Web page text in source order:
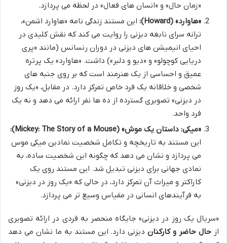
«زمان حال» و «انسان های فعال» در لحظه می پردازد.
«هاوارد» (Howard):
این مستند زندگی نامه «هاوارد اشمن»،
ترانه سرای نابغه دیزنی را روایت می کند که نقش کلیدی در
احیای انیمیشن های دیزنی در دوران رنسانس (مانند «پری
دریایی کوچولو» و «دیو و دلبر») داشت. «هاوارد» یک پرتره
عمیق و احساسی از یک هنرمند است که بر روی جنبه های
شخصی و خلاقانه یک فرد خاص تمرکز دارد. در مقابل، «یک روز
در دیزنی» تصویری گسترده از ده ها نفر ارائه می دهد و نه یک
فرد واحد.
«میکی: داستان یک موش» (Mickey: The Story of a Mouse):
این مستند به تاریخچه و تکامل شخصیت نمادین میکی موس
می پردازد و نشان می دهد که چگونه این شخصیت ساده، به
نمادی جهانی برای دیزنی تبدیل شد. این مستند روی یک
کاراکتر و میراث آن تمرکز دارد، در حالی که «یک روز در دیزنی»
به فرآیندهای انسانی در مقیاس وسیع تر می پردازد.
«سریال یک روز در دیزنی» جایگاه منحصر به فردی در ارائه تصویری
از حال حاضر و کارکناندیزنی دارد. این مستند به ما نشان می دهد